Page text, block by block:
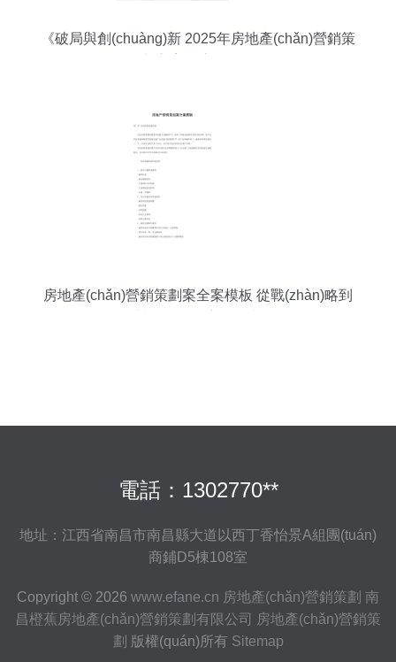
《破局與創(chuàng)新 2025年房地產(chǎn)營銷策
房地產(chǎn)營銷策劃案全案模板 從戰(zhàn)略到
電話：1302770**
地址：江西省南昌市南昌縣大道以西丁香怡景A組團(tuán)
商鋪D5棟108室
Copyright © 2026 www.efane.cn 房地產(chǎn)營銷策劃 南
昌橙蕉房地產(chǎn)營銷策劃有限公司 房地產(chǎn)營銷策
劃 版權(quán)所有 Sitemap